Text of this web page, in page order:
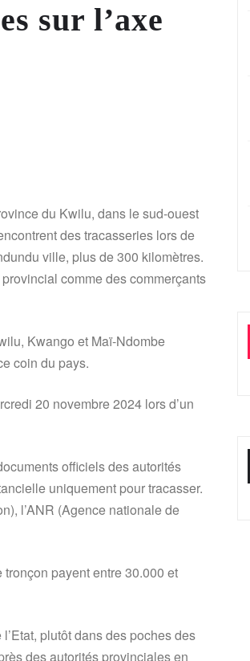
sur l’axe
du Kwilu, dans le sud-ouest
des tracasseries lors de
ville, plus de 300 kilomètres.
comme des commerçants
Kwango et Maï-Ndombe
coin du pays.
20 novembre 2024 lors d’un
officiels des autorités
uniquement pour tracasser.
l’ANR (Agence nationale de
payent entre 30.000 et
plutôt dans des poches des
des autorités provinciales en